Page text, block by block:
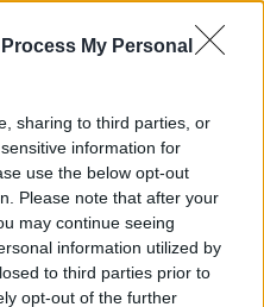
My Personal
sharing to third parties, or
information for
use the below opt-out
Please note that after your
may continue seeing
information utilized by
to third parties prior to
opt-out of the further
torinese dal look
un analista tattico che
in racconti social. Ricorda
al box stampa dello
Torino: da